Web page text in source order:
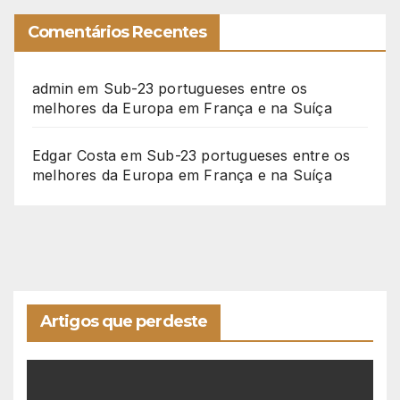
Comentários Recentes
admin em Sub-23 portugueses entre os
melhores da Europa em França e na Suíça
Edgar Costa em Sub-23 portugueses entre os
melhores da Europa em França e na Suíça
Artigos que perdeste